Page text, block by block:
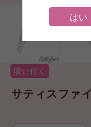
はい
吸い付く
サティスファ